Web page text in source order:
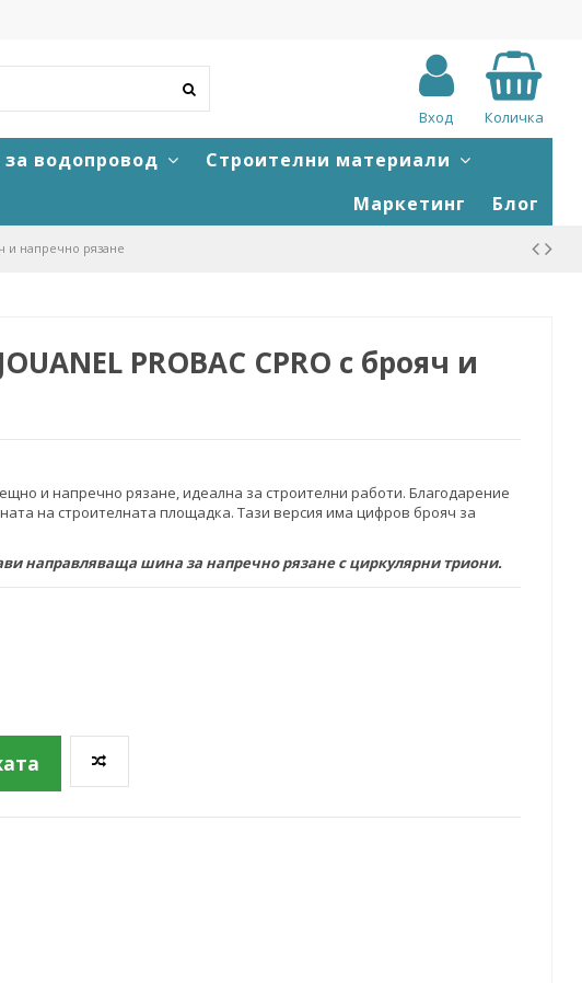
Вход Количка
водопровод
Строителни материали
Блог
Маркетинг
и напречно рязане
PROBAC CPRO с брояч и
и напречно рязане, идеална за строителни работи. Благодарение
на строителната площадка. Тази версия има цифров брояч за
направляваща шина за напречно рязане с циркулярни триони.